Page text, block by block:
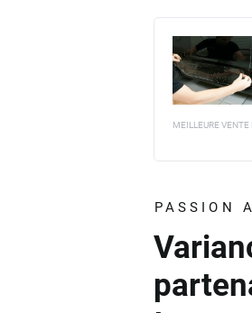
MEILLEURE VENTE
PASSION